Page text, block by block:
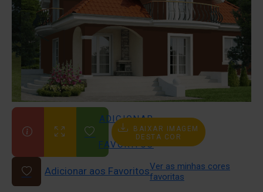
ADICIONAR
AOS
FAVORITOS
BAIXAR IMAGEM
DESTA COR
Adicionar aos FavoritosVer as minhas cores
favoritas